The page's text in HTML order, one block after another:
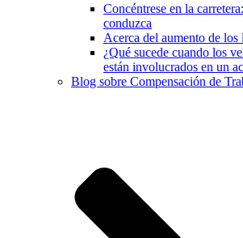
Concéntrese en la
conduzca
Acerca del aumento de
¿Qué sucede cuando los
están involucrados en un
Blog sobre Compensación de